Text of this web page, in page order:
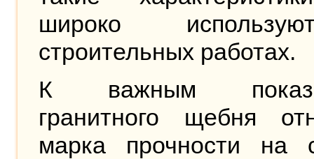
широко
строительных работах.
К важным
гранитного щебня
марка прочности на